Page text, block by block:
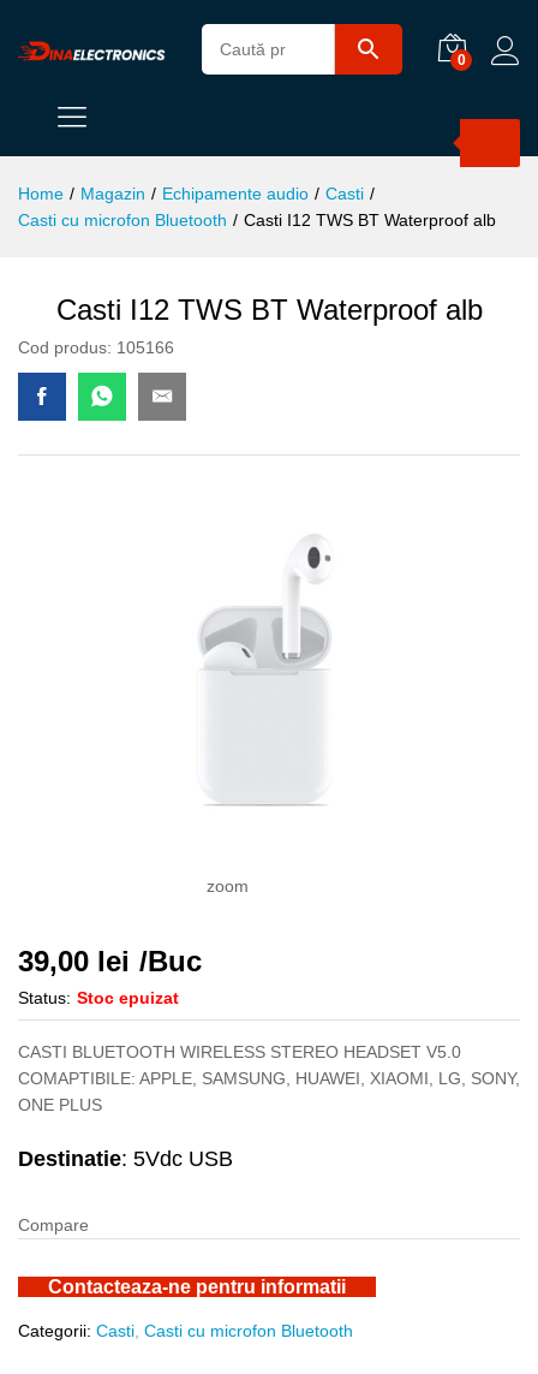
0
Home / Magazin / Echipamente audio / Casti /
Casti cu microfon Bluetooth / Casti I12 TWS BT Waterproof alb
Casti I12 TWS BT Waterproof alb
Cod produs: 105166
zoom
39,00 lei /Buc
Status: Stoc epuizat
CASTI BLUETOOTH WIRELESS STEREO HEADSET V5.0
COMAPTIBILE: APPLE, SAMSUNG, HUAWEI, XIAOMI, LG, SONY,
ONE PLUS
Destinatie: 5Vdc USB
Compare
Contacteaza-ne pentru informatii
Categorii: Casti Casti cu microfon Bluetooth